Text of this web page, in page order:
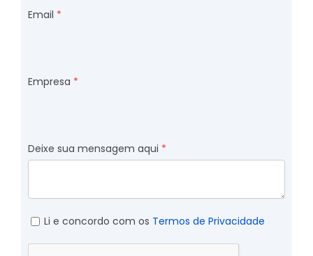
Email
Empresa
Deixe sua mensagem aqui
Li e concordo com os Termos de Privacidade